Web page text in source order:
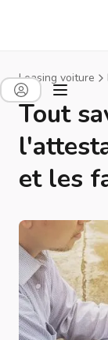
Leasing voiture
Tout
et les